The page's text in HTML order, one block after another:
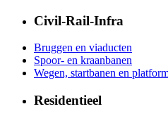
Civil-Rail-Infra
Bruggen en viaducten
Spoor- en kraanbanen
Wegen, startbanen en
Residentieel